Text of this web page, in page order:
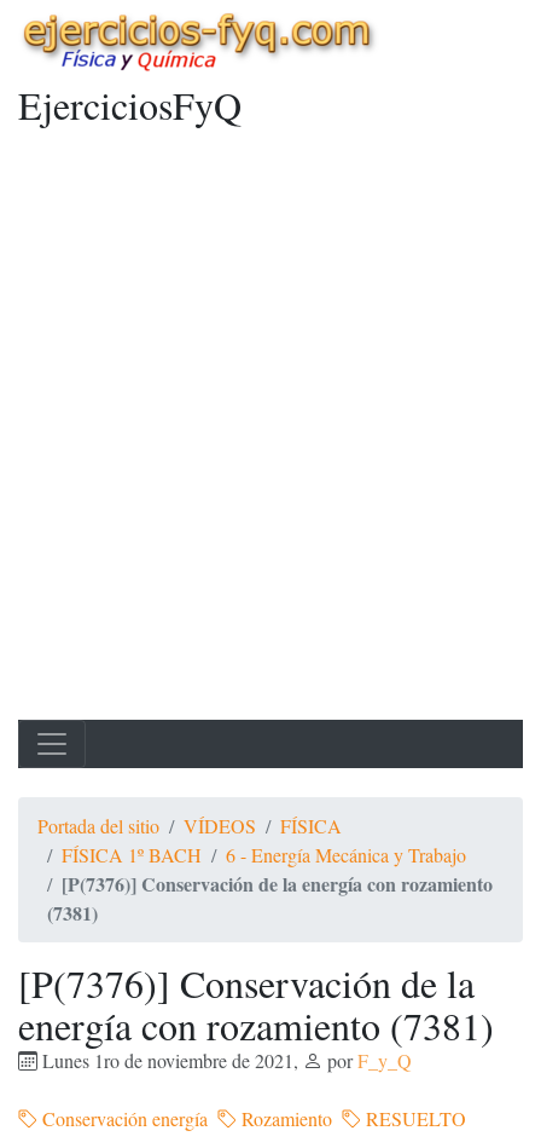
EjerciciosFyQ
Portada del sitio VÍDEOS
FÍSICA
FÍSICA 1º BACH
6 - Energía Mecánica y Trabajo
[P(7376)] Conservación de la energía con rozamiento
(7381)
[P(7376)] Conservación de la
energía con rozamiento (7381)
Lunes 1ro de noviembre de 2021, porF_y_Q
Conservación energía Rozamiento RESUELTO